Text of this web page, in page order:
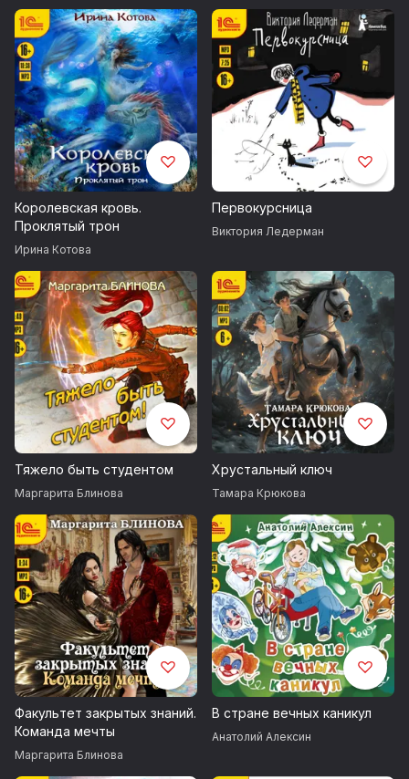
Королевская кровь.
Проклятый трон
Ирина Котова
Первокурсница
Виктория Ледерман
Тяжело быть студентом
Маргарита Блинова
Хрустальный ключ
Тамара Крюкова
Факультет закрытых знаний.
Команда мечты
Маргарита Блинова
В стране вечных каникул
Анатолий Алексин